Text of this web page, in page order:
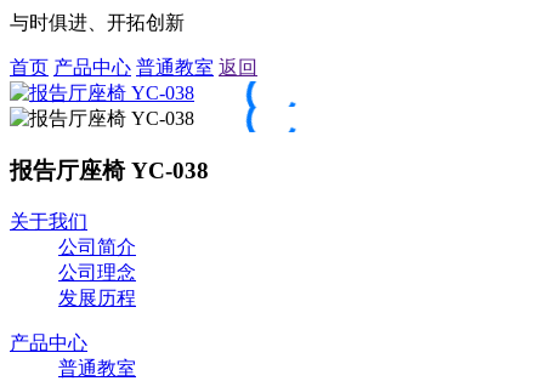
与时俱进、开拓创新
首页 产品中心 普通教室 返回
报告厅座椅 YC-038
关于我们
公司简介
公司理念
发展历程
产品中心
普通教室